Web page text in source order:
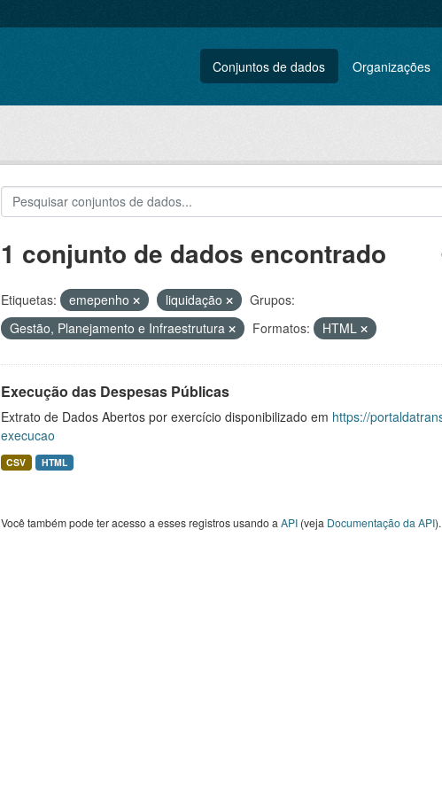
Conjuntos de dados Organizações
1 conjunto de dados encontrado
Etiquetas: emepenho liquidação
Grupos:
Gestão, Planejamento e Infraestrutura
Formatos: HTML
Execução das Despesas Públicas
Extrato de Dados Abertos por exercício disponibilizado em https://
execucao
CSV HTML
Você também pode ter acesso a esses registros usando a API(veja Documentação da API).